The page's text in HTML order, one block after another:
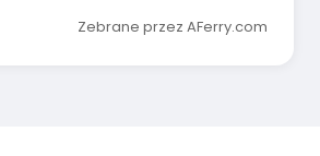
Zebrane przez AFerry.com